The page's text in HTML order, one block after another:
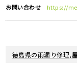
お問い合わせ
https://
徳島県の雨漏り修理,